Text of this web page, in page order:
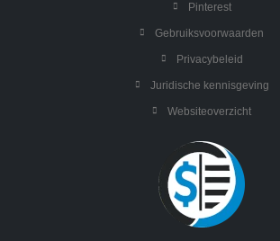
Pinterest
Gebruiksvoorwaarden
Privacybeleid
Juridische kennisgeving
Websiteoverzicht